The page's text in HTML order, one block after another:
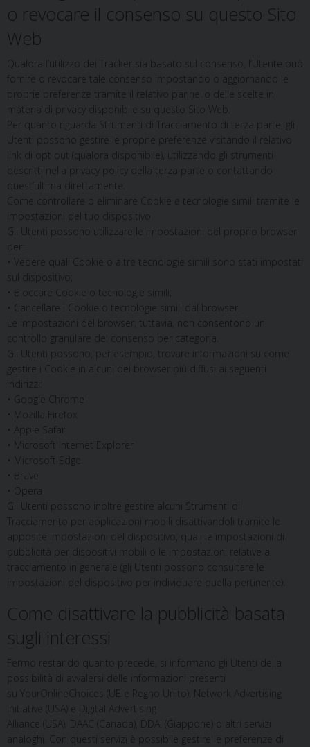
o revocare il consenso su questo Sito
Web
Qualora l’utilizzo dei Tracker sia basato sul consenso, l’Utente può
fornire o revocare tale consenso impostando o aggiornando le
proprie preferenze tramite il relativo pannello delle scelte in
materia di privacy disponibile su questo Sito Web.
Per quanto riguarda Strumenti di Tracciamento di terza parte, gli
Utenti possono gestire le proprie preferenze visitando il relativo
link di opt out (qualora disponibile), utilizzando gli strumenti
descritti nella privacy policy della terza parte o contattando
quest’ultima direttamente.
Come controllare o eliminare Cookie e tecnologie simili tramite le
impostazioni del tuo dispositivo
Gli Utenti possono utilizzare le impostazioni del proprio browser
per:
• Vedere quali Cookie o altre tecnologie simili sono stati impostati
sul dispositivo;
• Bloccare Cookie o tecnologie simili;
• Cancellare i Cookie o tecnologie simili dal browser.
Le impostazioni del browser, tuttavia, non consentono un
controllo granulare del consenso per categoria.
Gli Utenti possono, per esempio, trovare informazioni su come
gestire i Cookie in alcuni dei browser più diffusi ai seguenti
indirizzi:
• Google Chrome
• Mozilla Firefox
• Apple Safari
• Microsoft Internet Explorer
• Microsoft Edge
• Brave
• Opera
Gli Utenti possono inoltre gestire alcuni Strumenti di
Tracciamento per applicazioni mobili disattivandoli tramite le
apposite impostazioni del dispositivo, quali le impostazioni di
pubblicità per dispositivi mobili o le impostazioni relative al
tracciamento in generale (gli Utenti possono consultare le
impostazioni del dispositivo per individuare quella pertinente).
Come disattivare la pubblicità basata
sugli interessi
Fermo restando quanto precede, si informano gli Utenti della
possibilità di avvalersi delle informazioni presenti
su YourOnlineChoices (UE e Regno Unito), Network Advertising
Initiative (USA) e Digital Advertising
Alliance (USA), DAAC (Canada), DDAI (Giappone) o altri servizi
analoghi. Con questi servizi è possibile gestire le preferenze di